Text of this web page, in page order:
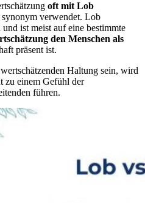
oft mit Lob
verwendet. Lob
ist meist auf eine bestimmte
den Menschen als
präsent ist.
Haltung sein, wird
zu einem Gefühl der
führen.